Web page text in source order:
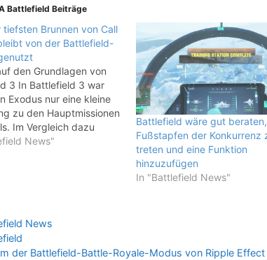
Battlefield Beiträge
tiefsten Brunnen von Call
von der Battlefield-
den Grundlagen von
3 In Battlefield 3 war
Exodus nur eine kleine
zu den Hauptmissionen
Im Vergleich dazu
nächste Battlefield- Teil
News"
Battlefield wäre gut
Fußstapfen der Konkurrenz
treten und eine Funktion
hinzuzufügen
In "Battlefield News"
News
der Battlefield-Battle-Royale-Modus von Ripple